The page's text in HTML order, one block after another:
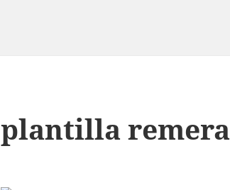
plantilla remera